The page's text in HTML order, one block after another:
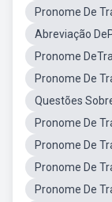
Pronome De
Abreviação
Pronome
Pronome De
Questões
Pronome De
Pronome De
Pronome De
Pronome De